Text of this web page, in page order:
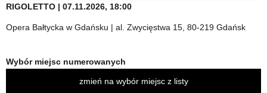
RIGOLETTO | 07.11.2026, 18:00
Opera Bałtycka w Gdańsku | al. Zwycięstwa 15, 80-219 Gdańsk
Wybór miejsc numerowanych
zmień na wybór miejsc z listy